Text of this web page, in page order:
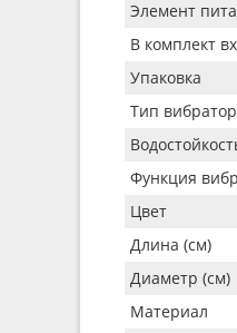
Элемент
В комплект
Упаковка
Тип
Функция
Цвет
Длина (см)
Диаметр (см)
Материал